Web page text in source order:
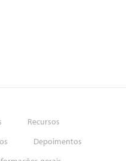
Recursos
Depoimentos